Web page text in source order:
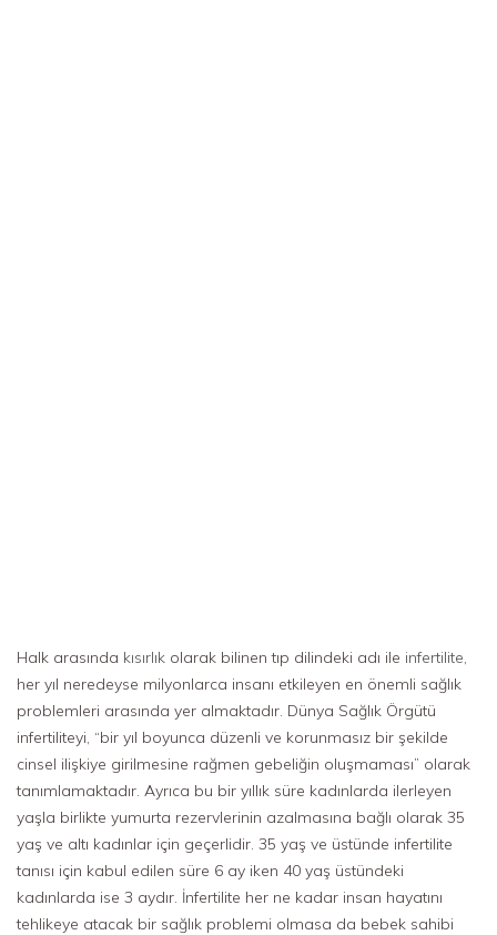
Halk arasında kısırlık olarak bilinen tıp dilindeki adı ile infertilite,
her yıl neredeyse milyonlarca insanı etkileyen en önemli sağlık
problemleri arasında yer almaktadır. Dünya Sağlık Örgütü
infertiliteyi, “bir yıl boyunca düzenli ve korunmasız bir şekilde
cinsel ilişkiye girilmesine rağmen gebeliğin oluşmaması” olarak
tanımlamaktadır. Ayrıca bu bir yıllık süre kadınlarda ilerleyen
yaşla birlikte yumurta rezervlerinin azalmasına bağlı olarak 35
yaş ve altı kadınlar için geçerlidir. 35 yaş ve üstünde infertilite
tanısı için kabul edilen süre 6 ay iken 40 yaş üstündeki
kadınlarda ise 3 aydır. İnfertilite her ne kadar insan hayatını
tehlikeye atacak bir sağlık problemi olmasa da bebek sahibi